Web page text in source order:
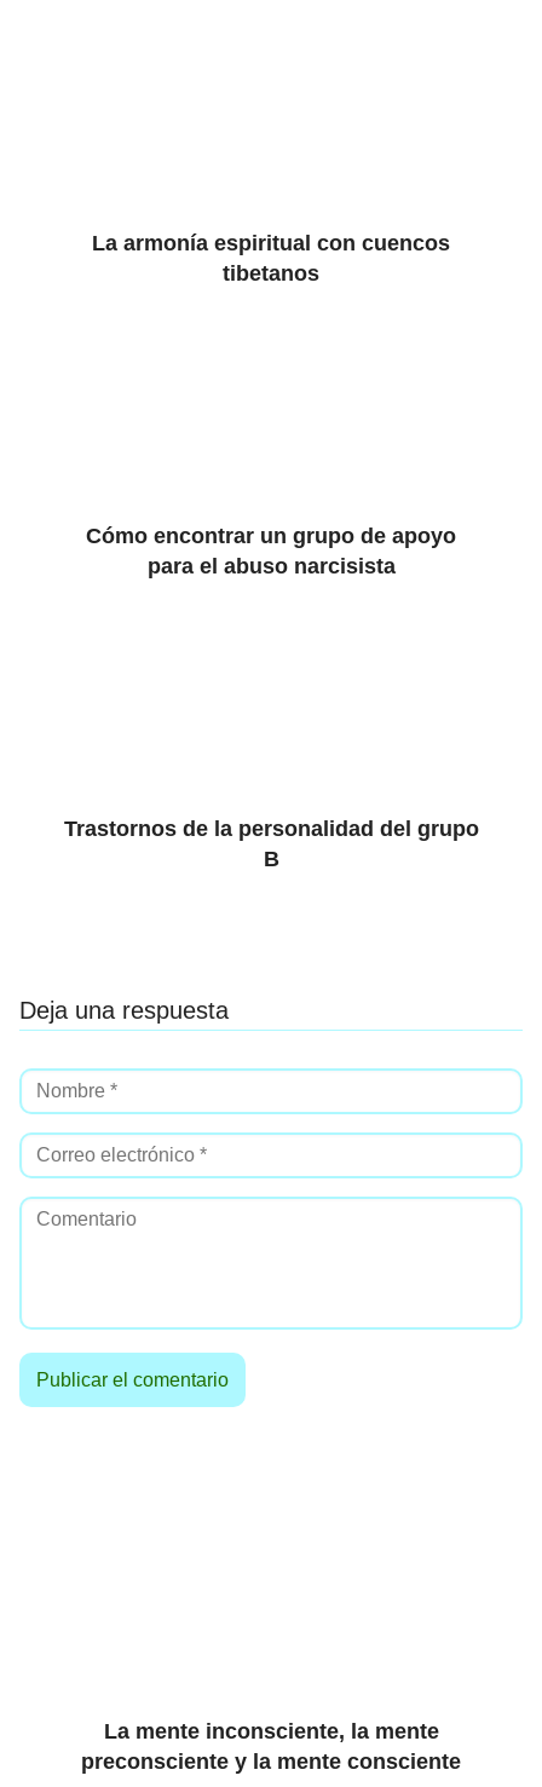
La armonía espiritual con cuencos
tibetanos
Cómo encontrar un grupo de apoyo
para el abuso narcisista
Trastornos de la personalidad del grupo
B
Deja una respuesta
La mente inconsciente, la mente
preconsciente y la mente consciente